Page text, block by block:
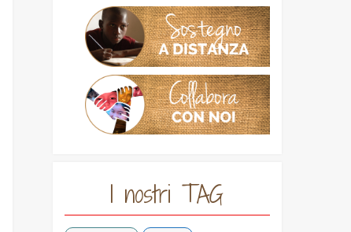
I nostri TAG